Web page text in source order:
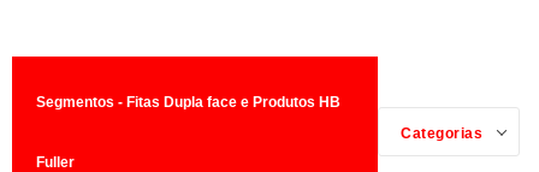
Segmentos - Fitas Dupla face e Produtos HB
Fuller
Categorias